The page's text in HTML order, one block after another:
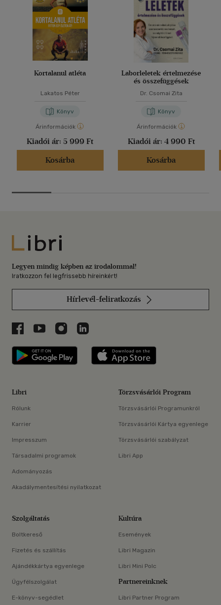
Kortalanul atléta
Lakatos Péter
Könyv
Árinformációk
Kiadói ár: 5 999 Ft
Kosárba
Laborleletek értelmezése
és összefüggések
Dr. Csomai Zita
Könyv
Árinformációk
Kiadói ár: 4 990 Ft
Kosárba
Libri
Legyen mindig képben az irodalommal!
Iratkozzon fel legfrissebb híreinkért!
Hírlevél-feliratkozás
Libri a Facebookon
Libri a Youtube-on
Libri az Instagramon
Libri a LinkedInen
Libri applikáció Szerezd meg: Google
Libri
Rólunk
Karrier
Impresszum
Társadalmi programok
Adományozás
Akadálymentesítési nyilatkozat
Törzsvásárlói Program
Törzsvásárlói Programunkról
Törzsvásárlói Kártya egyenlege
Törzsvásárlói szabályzat
Libri App
Szolgáltatás
Boltkereső
Fizetés és szállítás
Ajándékkártya egyenlege
Ügyfélszolgálat
E-könyv-segédlet
Kultúra
Események
Libri Magazin
Libri Mini Polc
Partnereinknek
Libri Partner Program